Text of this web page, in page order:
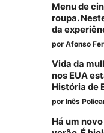
Menu de
roupa.
da
por Afonso
Vida da
nos EUA
História de
por Inês
Há um